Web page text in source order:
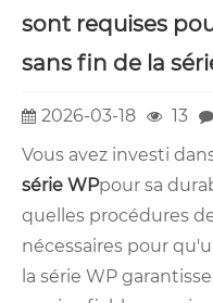
sont requises
sans fin de la
2026-03-18 13
Vous avez investi
série WPpour sa
quelles procédures
nécessaires pour
la série WP